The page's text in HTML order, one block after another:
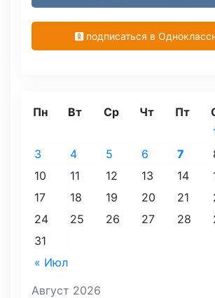
подписаться в
Август 2026
Пн Вт Ср Чт Пт
« Июл
3
4 5 6 7
10
11 12 13 14
17
18 19 20 21
24
25 26 27 28
31